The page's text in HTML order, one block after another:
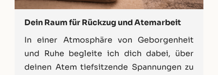
Dein Raum für Rückzug und Atemarbeit
In einer Atmosphäre von Geborgenheit
und Ruhe begleite ich dich dabei, über
deinen Atem tiefsitzende Spannungen zu